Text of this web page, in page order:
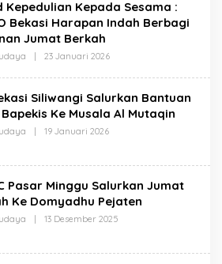
Kepedulian Kepada Sesama :
Bekasi Harapan Indah Berbagi
Jumat Berkah
| 23 Januari 2026Oleh
Siliwangi Salurkan Bantuan
Ke Musala Al Mutaqin
| 19 Januari 2026Oleh
Pasar Minggu Salurkan Jumat
Ke Domyadhu Pejaten
| 13 Desember 2025